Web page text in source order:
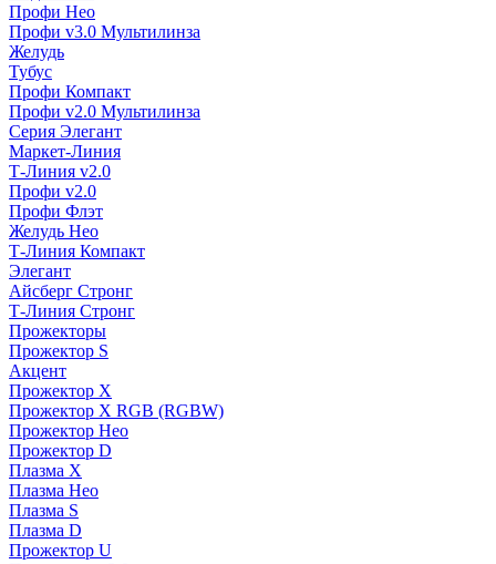
Профи Нео
Профи v3.0 Мультилинза
Желудь
Тубус
Профи Компакт
Профи v2.0 Мультилинза
Серия Элегант
Маркет-Линия
Т-Линия v2.0
Профи v2.0
Профи Флэт
Желудь Нео
Т-Линия Компакт
Элегант
Айсберг Стронг
Т-Линия Стронг
Прожекторы
Прожектор S
Акцент
Прожектор X
Прожектор Х RGB (RGBW)
Прожектор Нео
Прожектор D
Плазма X
Плазма Нео
Плазма S
Плазма D
Прожектор U